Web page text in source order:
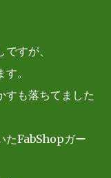
すが、
。
すも落ちてました
たFabShopガー